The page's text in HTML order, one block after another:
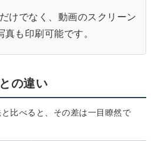
けでなく、動画のスクリーン
も印刷可能です。
の違い
比べると、その差は一目瞭然で